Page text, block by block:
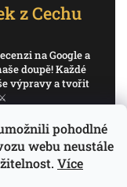
pohodlné
webu neustále
Více
z Cechu
na Google a
doupě! Každé
výpravy a tvořit
Hráčů.